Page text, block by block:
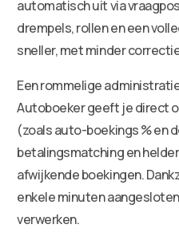
automatisch uit via
drempels, rollen en een
sneller, met minder
Een rommelige
Autoboeker geeft je direct
(zoals auto-boekings % en
betalingsmatching en
afwijkende boekingen.
enkele minuten
verwerken.